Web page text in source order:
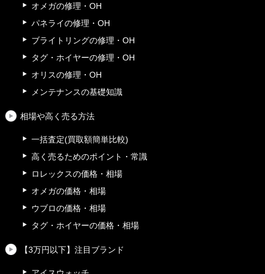
オメガの修理・OH
パネライの修理・OH
ブライトリングの修理・OH
タグ・ホイヤーの修理・OH
オリスの修理・OH
メンテナンスの基礎知識
相場や高く売る方法
一括査定(買取額簡単比較)
高く売るためのポイント・常識
ロレックスの価格・相場
オメガの価格・相場
ウブロの価格・相場
タグ・ホイヤーの価格・相場
【3万円以下】注目ブランド